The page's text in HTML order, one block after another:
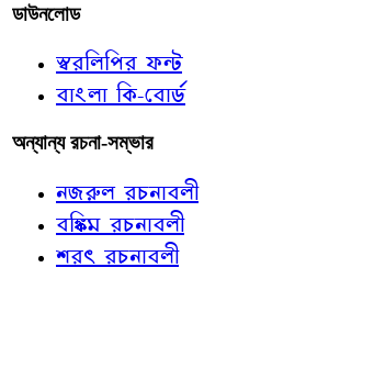
ডাউনলোড
স্বরলিপির ফন্ট
বাংলা কি-বোর্ড
অন্যান্য রচনা-সম্ভার
নজরুল রচনাবলী
বঙ্কিম রচনাবলী
শরৎ রচনাবলী